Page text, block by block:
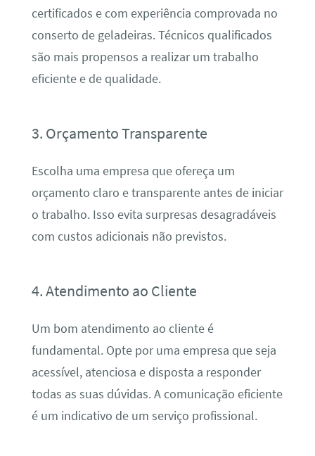
certificados e com experiência comprovada no
conserto de geladeiras. Técnicos qualificados
são mais propensos a realizar um trabalho
eficiente e de qualidade.
3. Orçamento Transparente
Escolha uma empresa que ofereça um
orçamento claro e transparente antes de iniciar
o trabalho. Isso evita surpresas desagradáveis
com custos adicionais não previstos.
4. Atendimento ao Cliente
Um bom atendimento ao cliente é
fundamental. Opte por uma empresa que seja
acessível, atenciosa e disposta a responder
todas as suas dúvidas. A comunicação eficiente
é um indicativo de um serviço profissional.